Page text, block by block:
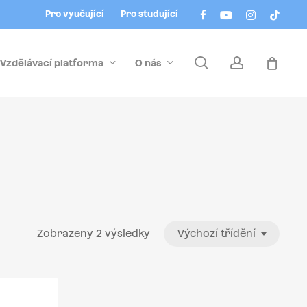
facebookyoutubeinstagram
tiktok
Pro vyučující Pro studující
Vzdělávací platforma O nás searchaccount
Zobrazeny 2 výsledky Výchozí třídění
Menu